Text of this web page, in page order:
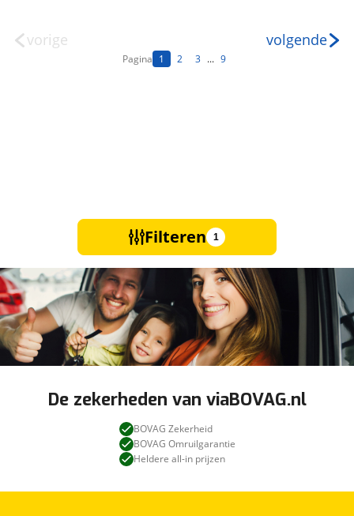
vorige
Pagina 1 2 3 ... 9
volgende
Filteren 1
De zekerheden van viaBOVAG.nl
BOVAG Zekerheid
BOVAG Omruilgarantie
Heldere all-in prijzen